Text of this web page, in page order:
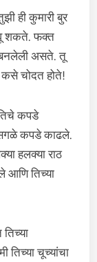
ही कुमारी बुर
शकते. फक्त
बनलेली असते. तू
कसे चोदत होते!
तिचे कपडे
कपडे काढले.
हलक्या राठ
आणि तिच्या
तिच्या चूच्यांचा